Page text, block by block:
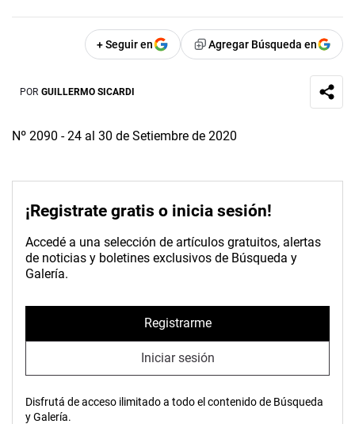
+ Seguir en Agregar Búsqueda en
POR GUILLERMO SICARDI
Nº 2090 - 24 al 30 de Setiembre de 2020
¡Registrate gratis o inicia sesión!
Accedé a una selección de artículos gratuitos, alertas
de noticias y boletines exclusivos de Búsqueda y
Galería.
Registrarme
Iniciar sesión
Disfrutá de acceso ilimitado a todo el contenido de Búsqueda
y Galería.